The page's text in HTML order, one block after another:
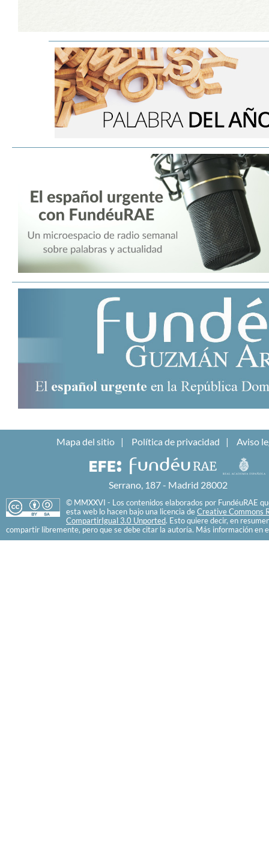
Mapa del sitio Política de privacidad Aviso
Serrano, 187 - Madrid 28002
© MMXXVI - Los contenidos elaborados por FundéuRAE
esta web lo hacen bajo una licencia de Creative Commons
CompartirIgual 3.0 Unported. Esto quiere decir, en
compartir libremente, pero que se debe citar la autoría. Más información en